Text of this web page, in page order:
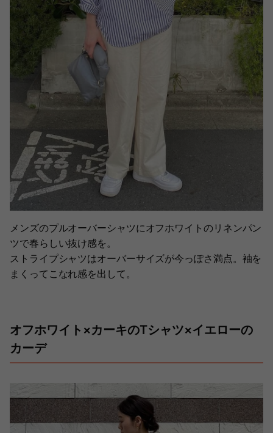
メンズのプルオーバーシャツにオフホワイトのリネンパン
ツで春らしい抜け感を。
ストライプシャツはオーバーサイズが今っぽさ満点。袖を
まくってこなれ感を出して。
オフホワイト×カーキのTシャツ×イエローの
カーデ